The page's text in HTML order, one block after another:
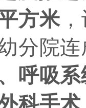
方米，
分院
呼吸